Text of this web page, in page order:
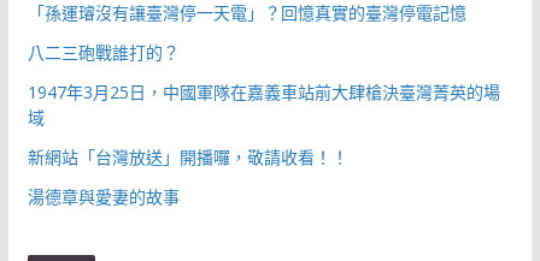
「孫運璿沒有讓臺灣停一天電」？回憶真實的臺灣停電記憶
八二三砲戰誰打的？
1947年3月25日，中國軍隊在嘉義車站前大肆槍決臺灣菁英的場
域
新網站「台灣放送」開播囉，敬請收看！！
湯德章與愛妻的故事